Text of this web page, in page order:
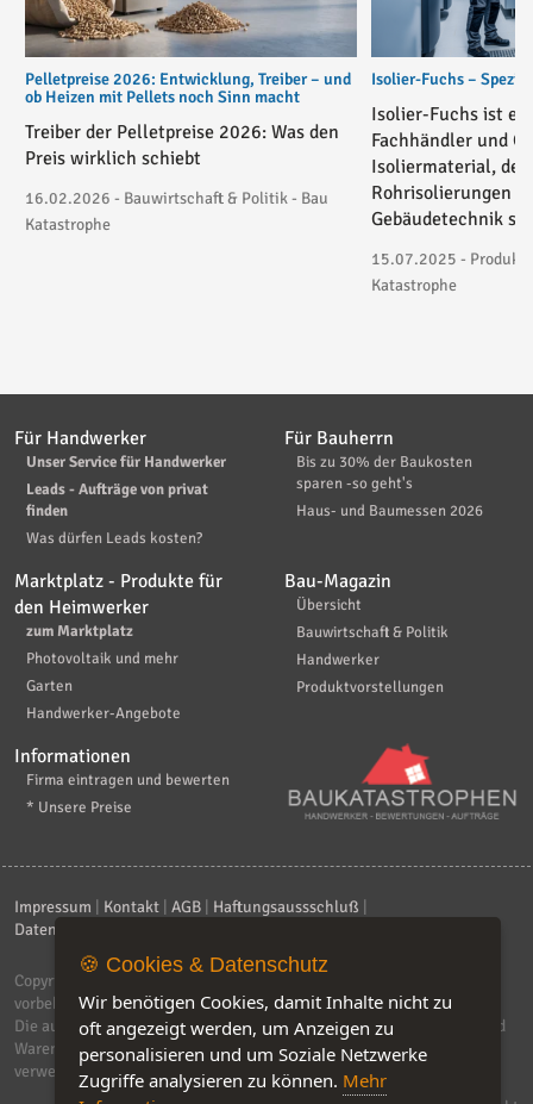
Pelletpreise 2026: Entwicklung, Treiber – und
ob Heizen mit Pellets noch Sinn macht
Treiber der Pelletpreise 2026: Was den
Preis wirklich schiebt
16.02.2026 - Bauwirtschaft & Politik - Bau
Katastrophe
Isolier-Fuchs –
Isolier-Fuchs ist
Fachhändler und
Isoliermaterial, der
Rohrisolierungen
Gebäudetechnik
15.07.2025 -
Katastrophe
Für Handwerker
Unser Service für Handwerker
Leads - Aufträge von privat
finden
Was dürfen Leads kosten?
Für Bauherrn
Bis zu 30% der Baukosten
sparen -so geht's
Haus- und Baumessen 2026
Marktplatz - Produkte für
den Heimwerker
zum Marktplatz
Photovoltaik und mehr
Garten
Handwerker-Angebote
Bau-Magazin
Übersicht
Bauwirtschaft & Politik
Handwerker
Produktvorstellungen
Informationen
Firma eintragen und bewerten
* Unsere Preise
Impressum Kontakt AGB Haftungsaussschluß
Datenschutzerklärung
Copyright © 2026
vorbehalten.
Die auf dieser Seite verwendeten Produktbezeichnungen, Namen und
Warenzeichen sind Eigentum der jeweiligen Firmen. Unser Portal
verwendet Affiliat-Links, für dir wir Geld erhalten.
🍪 Cookies & Datenschutz
Wir benötigen Cookies, damit Inhalte nicht zu
oft angezeigt werden, um Anzeigen zu
personalisieren und um Soziale Netzwerke
Zugriffe analysieren zu können. Mehr